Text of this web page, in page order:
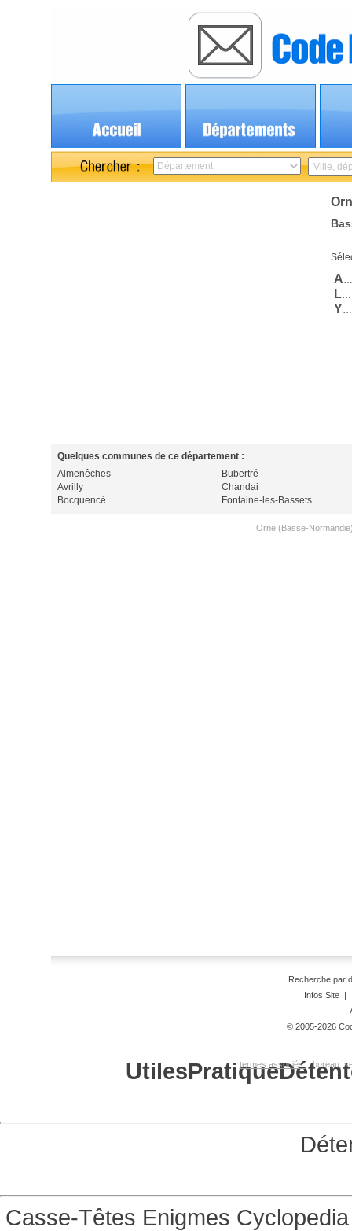
A…
L…
Y…
Quelques communes de ce département :
Almenêches
Avrilly
Bocquencé
Bubertré
Chandai
Fontaine-les-Bassets
Orne (Basse-
Recherche par
Infos Site|
© 2005-2026
termes associés: bureau,
UtilesPratique
Casse-Têtes Enigmes